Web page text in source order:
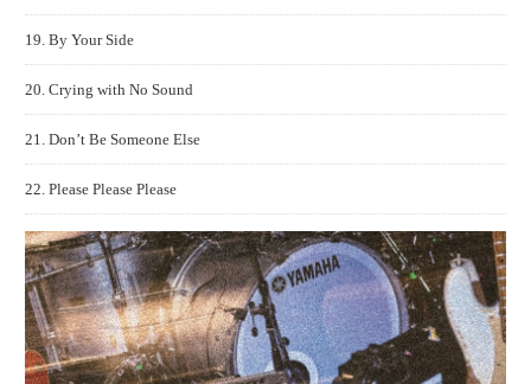
19. By Your Side
20. Crying with No Sound
21. Don’t Be Someone Else
22. Please Please Please